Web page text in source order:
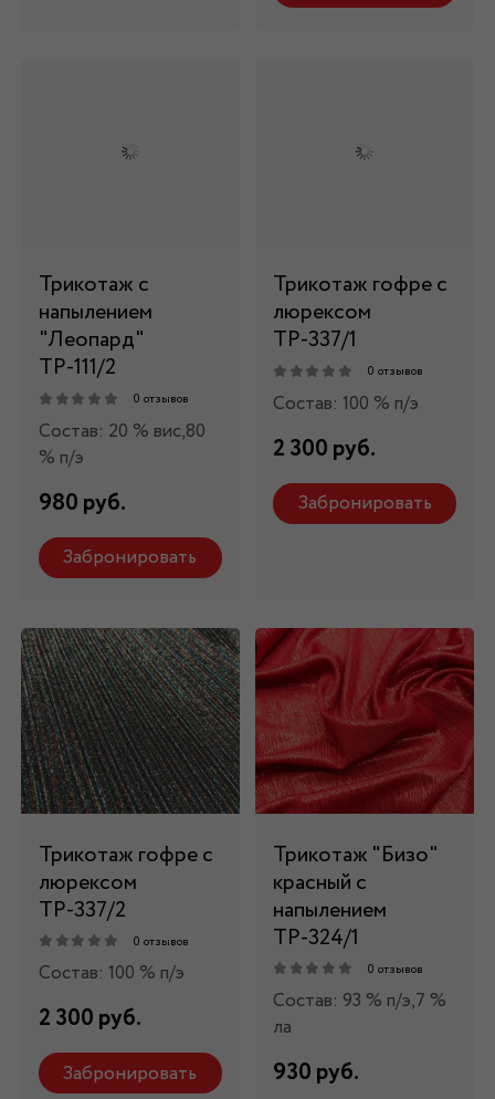
Трикотаж c
напылением
"Леопард"
ТР-111/2
0 отзывов
Состав: 20 % вис,80
% п/э
980 руб.
Забронировать
Трикотаж гофре с
люрексом
ТР-337/1
0 отзывов
Состав: 100 % п/э
2 300 руб.
Забронировать
Трикотаж гофре с
люрексом
ТР-337/2
0 отзывов
Состав: 100 % п/э
2 300 руб.
Забронировать
Трикотаж "Бизо"
красный с
напылением
ТР-324/1
0 отзывов
Состав: 93 % п/э,7 %
ла
930 руб.